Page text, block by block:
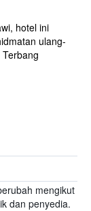
hotel ini
ulang-
mengikut
dan penyedia.